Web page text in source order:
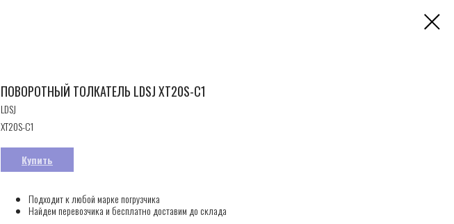
ПОВОРОТНЫЙ ТОЛКАТЕЛЬ LDSJ XT20S-C1
LDSJ
XT20S-C1
Купить
Подходит к любой марке погрузчика
Найдем перевозчика и бесплатно доставим до склада